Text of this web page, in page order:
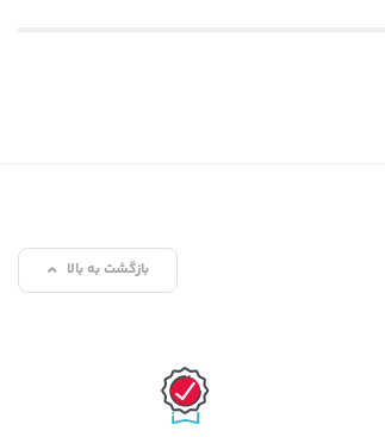
بازگشت به بالا